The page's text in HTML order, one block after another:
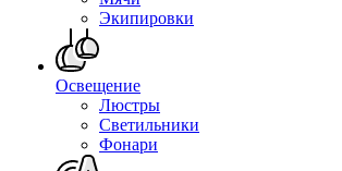
Экипировки
Освещение
Люстры
Светильники
Фонари